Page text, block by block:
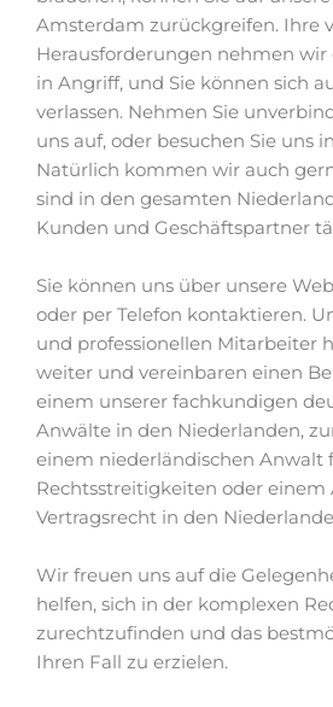
Amsterdam zurückgreifen. Ihre
Herausforderungen nehmen
in Angriff, und Sie können sich
verlassen. Nehmen Sie
uns auf, oder besuchen Sie uns
Natürlich kommen wir auch
sind in den gesamten
Kunden und Geschäftspartner
Sie können uns über unsere
oder per Telefon kontaktieren.
und professionellen Mitarbeiter
weiter und vereinbaren einen
einem unserer fachkundigen
Anwälte in den Niederlanden,
einem niederländischen Anwalt
Rechtsstreitigkeiten oder einem
Vertragsrecht in den
Wir freuen uns auf die
helfen, sich in der komplexen
zurechtzufinden und das
Ihren Fall zu erzielen.